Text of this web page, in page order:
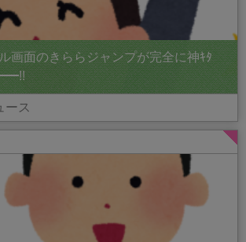
画面のきららジャンプが完全に神ｷﾀ
ース